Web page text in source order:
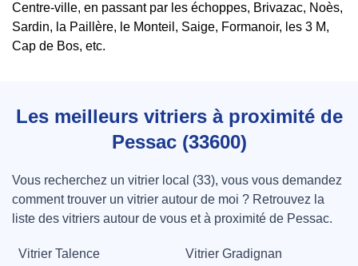
Centre-ville, en passant par les échoppes, Brivazac, Noès,
Sardin, la Paillère, le Monteil, Saige, Formanoir, les 3 M,
Cap de Bos, etc.
Les meilleurs vitriers à proximité de
Pessac (33600)
Vous recherchez un vitrier local (33), vous vous demandez
comment trouver un vitrier autour de moi ? Retrouvez la
liste des vitriers autour de vous et à proximité de Pessac.
Vitrier Talence Vitrier Gradignan